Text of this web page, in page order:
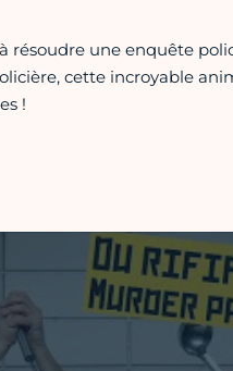
résoudre une enquête
cette incroyable
!